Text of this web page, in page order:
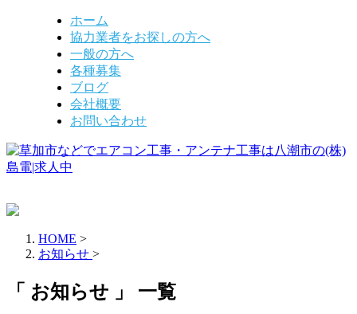
ホーム
協力業者をお探しの方へ
一般の方へ
各種募集
ブログ
会社概要
お問い合わせ
HOME >
お知らせ >
「 お知らせ 」 一覧